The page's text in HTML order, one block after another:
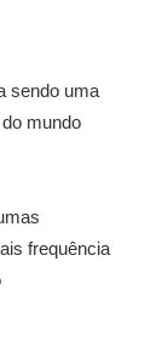
sendo uma
mundo
frequência